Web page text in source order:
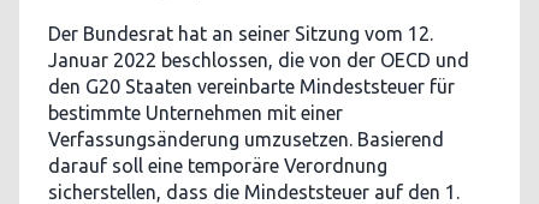
Der Bundesrat hat an seiner Sitzung vom 12.
Januar 2022 beschlossen, die von der OECD und
den G20 Staaten vereinbarte Mindeststeuer für
bestimmte Unternehmen mit einer
Verfassungsänderung umzusetzen. Basierend
darauf soll eine temporäre Verordnung
sicherstellen, dass die Mindeststeuer auf den 1.